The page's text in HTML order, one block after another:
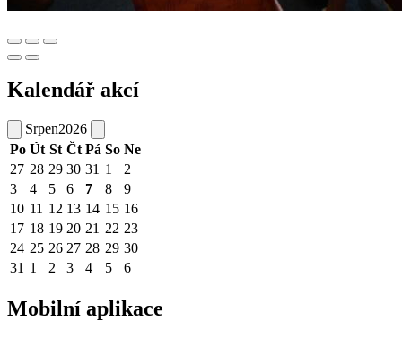
Kalendář akcí
Srpen2026
Po Út St Čt Pá So Ne
27 28 29 30 31 1
2
3
4 5 6 7 8
9
10 11 12 13 14 15 16
17 18 19 20 21 22 23
24 25 26 27 28 29 30
31 1 2 3 4 5 6
Mobilní aplikace